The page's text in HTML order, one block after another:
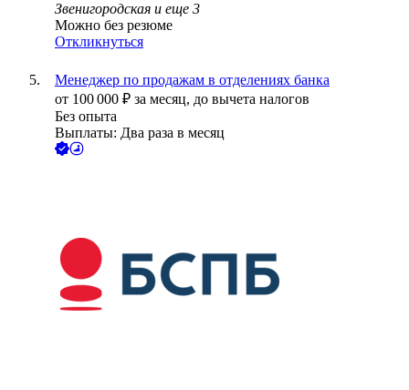
Звенигородская и еще 3
Можно без резюме
Откликнуться
Менеджер по продажам в отделениях банка
от 100 000 ₽ за месяц, до вычета налогов
Без опыта
Выплаты: Два раза в месяц